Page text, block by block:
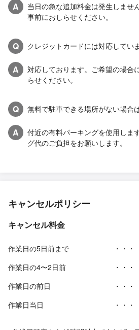
A
当日の急な追加料金は発生しませ
事前におしらせください。
Q クレジットカードには対応してい
A
対応しております。ご希望の場合
らせください。
Q 無料で駐車できる場所がない場合
A
付近の有料パーキングを使用しま
グ代のご負担をお願いします。
キャンセルポリシー
キャンセル料金
作業日の5日前まで ・・・
作業日の4〜2日前
・・・
作業日の前日
・・・
作業日当日
・・・